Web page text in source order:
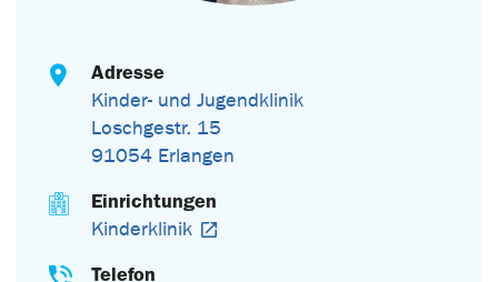
Adresse
Kinder- und Jugendklinik
Loschgestr. 15
91054 Erlangen
Einrichtungen
Kinderklinik
Telefon